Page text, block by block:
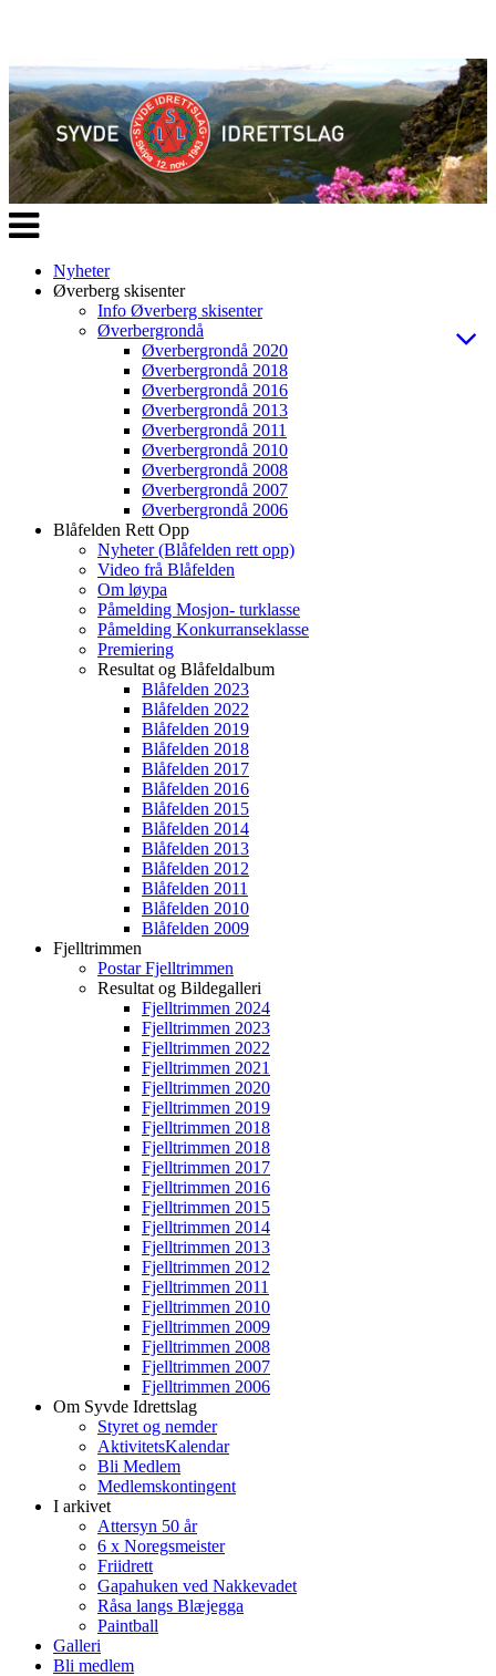
Veksle
navigasjon
Nyheter
Øverberg skisenter
Info Øverberg skisenter
Øverbergrondå
Øverbergrondå 2020
Øverbergrondå 2018
Øverbergrondå 2016
Øverbergrondå 2013
Øverbergrondå 2011
Øverbergrondå 2010
Øverbergrondå 2008
Øverbergrondå 2007
Øverbergrondå 2006
Blåfelden Rett Opp
Nyheter (Blåfelden rett opp)
Video frå Blåfelden
Om løypa
Påmelding Mosjon- turklasse
Påmelding Konkurranseklasse
Premiering
Resultat og Blåfeldalbum
Blåfelden 2023
Blåfelden 2022
Blåfelden 2019
Blåfelden 2018
Blåfelden 2017
Blåfelden 2016
Blåfelden 2015
Blåfelden 2014
Blåfelden 2013
Blåfelden 2012
Blåfelden 2011
Blåfelden 2010
Blåfelden 2009
Fjelltrimmen
Postar Fjelltrimmen
Resultat og Bildegalleri
Fjelltrimmen 2024
Fjelltrimmen 2023
Fjelltrimmen 2022
Fjelltrimmen 2021
Fjelltrimmen 2020
Fjelltrimmen 2019
Fjelltrimmen 2018
Fjelltrimmen 2018
Fjelltrimmen 2017
Fjelltrimmen 2016
Fjelltrimmen 2015
Fjelltrimmen 2014
Fjelltrimmen 2013
Fjelltrimmen 2012
Fjelltrimmen 2011
Fjelltrimmen 2010
Fjelltrimmen 2009
Fjelltrimmen 2008
Fjelltrimmen 2007
Fjelltrimmen 2006
Om Syvde Idrettslag
Styret og nemder
AktivitetsKalendar
Bli Medlem
Medlemskontingent
I arkivet
Attersyn 50 år
6 x Noregsmeister
Friidrett
Gapahuken ved Nakkevadet
Råsa langs Blæjegga
Paintball
Galleri
Bli medlem